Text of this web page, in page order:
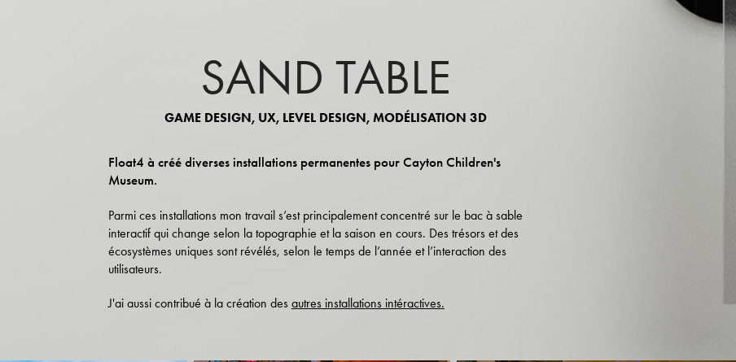
SAND TABLE
GAME DESIGN, UX, LEVEL DESIGN, MODÉLISATION 3D
Float4 à créé diverses installations permanentes pour Cayton Children's
Museum.
Parmi ces installations mon travail s’est principalement concentré sur le bac à sable
interactif qui change selon la topographie et la saison en cours. Des trésors et des
écosystèmes uniques sont révélés, selon le temps de l’année et l’interaction des
utilisateurs.
J'ai aussi contribué à la création des autres installations intéractives.